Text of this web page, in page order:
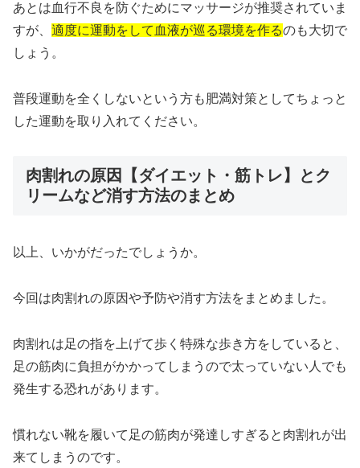
あとは血行不良を防ぐためにマッサージが推奨されていま
すが、 適度に運動をして血液が巡る環境を作るのも大切で
しょう。
普段運動を全くしないという方も肥満対策としてちょっと
した運動を取り入れてください。
肉割れの原因【ダイエット・筋トレ】とク
リームなど消す方法のまとめ
以上、いかがだったでしょうか。
今回は肉割れの原因や予防や消す方法をまとめました。
肉割れは足の指を上げて歩く特殊な歩き方をしていると、
足の筋肉に負担がかかってしまうので太っていない人でも
発生する恐れがあります。
慣れない靴を履いて足の筋肉が発達しすぎると肉割れが出
来てしまうのです。